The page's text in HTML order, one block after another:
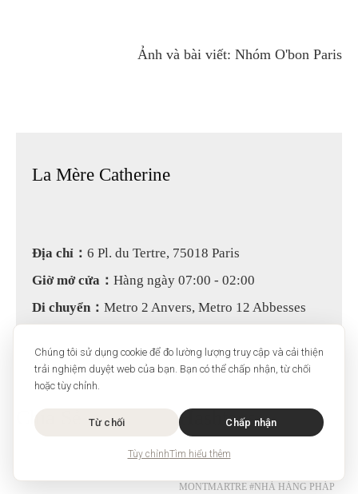
Chúng tôi sử dụng cookie để đo lường lượng truy cập và cải thiện
trải nghiệm duyệt web của bạn. Bạn có thể chấp nhận, từ chối
hoặc tùy chỉnh.
Từ chối Chấp nhận
Tùy chỉnhTìm hiểu thêm
Ảnh và bài viết: Nhóm O'bon Paris
La Mère Catherine
Địa chỉ： 6 Pl. du Tertre, 75018 Paris
Giờ mở cửa： Hàng ngày 07:00 - 02:00
Di chuyển： Metro 2 Anvers, Metro 12 Abbesses
Chia Sẻ Hashtags
PARIS #BAR Ở PARIS
MONTMARTRE #NHÀ HÀNG PHÁP